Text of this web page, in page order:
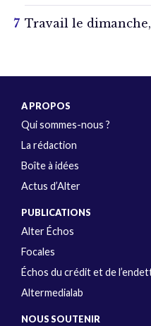
Travail le
A PROPOS
Qui sommes-nous ?
La rédaction
Boîte à idées
Actus d’Alter
PUBLICATIONS
Alter Échos
Focales
Échos du crédit et de
Altermedialab
NOUS SOUTENIR